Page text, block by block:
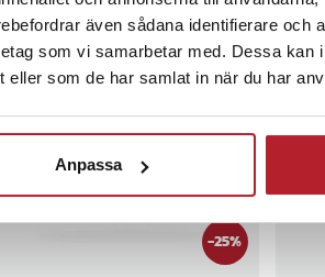
även sådana identifierare och
som vi samarbetar med. Dessa kan
som de har samlat in när du har
Anpassa
-25%